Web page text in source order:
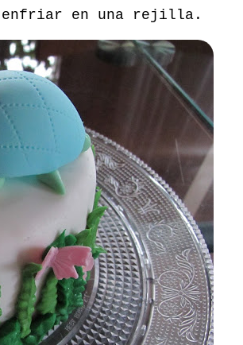
enfriar en una rejilla.